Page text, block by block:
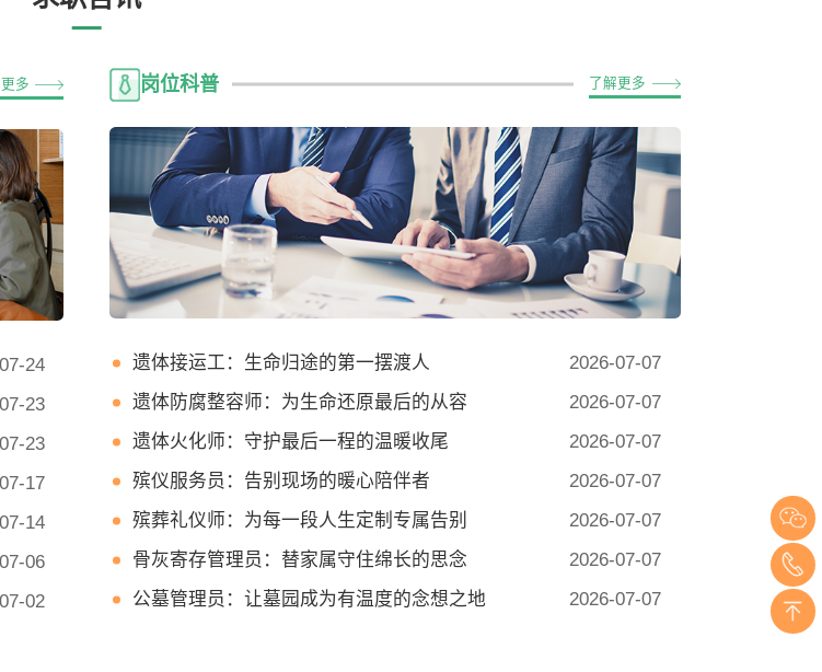
更多
24
23
23
17
14
06
02
岗位科普 了解更多
遗体接运工：生命归途的第一摆渡人
2026-07-07
遗体防腐整容师：为生命还原最后的从容
2026-07-07
遗体火化师：守护最后一程的温暖收尾
2026-07-07
殡仪服务员：告别现场的暖心陪伴者
2026-07-07
殡葬礼仪师：为每一段人生定制专属告别
2026-07-07
骨灰寄存管理员：替家属守住绵长的思念
2026-07-07
公墓管理员：让墓园成为有温度的念想之地
2026-07-07